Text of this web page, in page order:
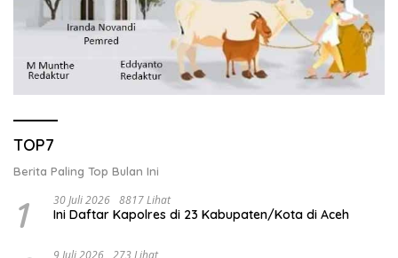
TOP7
Berita Paling Top Bulan Ini
1 30 Juli 2026 8817 Lihat
Ini Daftar Kapolres di 23 Kabupaten/Kota di Aceh
9 Juli 2026 273 Lihat